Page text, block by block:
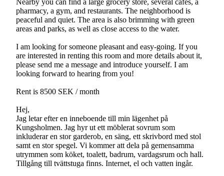
pharmacy, a gym, and restaurants. The neighborhood is
peaceful and quiet. The area is also brimming with green
areas and parks, as well as close access to the water.
I am looking for someone pleasant and easy-going. If you
are interested in renting this room and more details about it,
please send me a message and introduce yourself. I am
looking forward to hearing from you!
Rent is 8500 SEK / month
Hej,
Jag letar efter en inneboende till min lägenhet på
Kungsholmen. Jag hyr ut ett möblerat sovrum som
inkluderar en stor garderob, en säng, ett skrivbord med stol
samt en stor spegel. Vi kommer att dela på gemensamma
utrymmen som köket, toalett, badrum, vardagsrum och hall.
Tillgång till tvättstuga finns. Internet, el och vatten ingår.